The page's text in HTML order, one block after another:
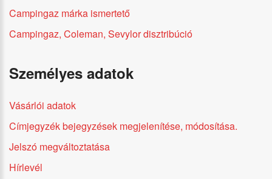
Campingaz márka ismertető
Campingaz, Coleman, Sevylor disztribúció
Személyes adatok
Vásárlói adatok
Címjegyzék bejegyzések megjelenítése, módosítása.
Jelszó megváltoztatása
Hírlevél